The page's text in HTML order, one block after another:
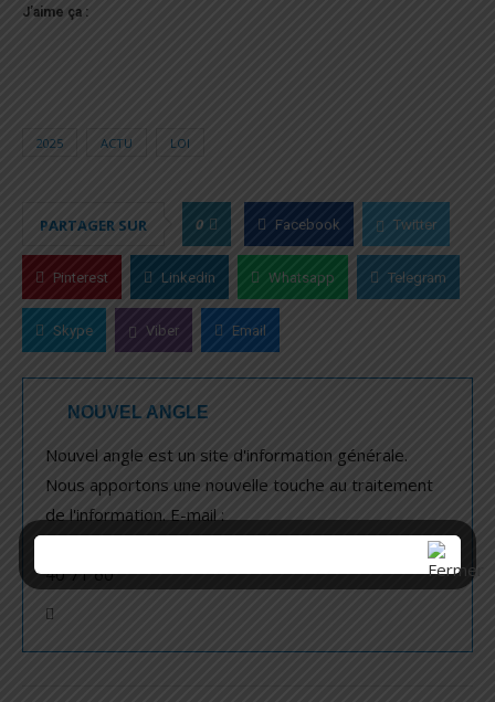
J’aime ça :
2025 ACTU LOI
PARTAGER SUR 0 Facebook Twitter
Pinterest Linkedin Whatsapp Telegram
Skype Viber Email
NOUVEL ANGLE
Nouvel angle est un site d'information générale.
Nous apportons une nouvelle touche au traitement
de l'information. E-mail :
40 71 60